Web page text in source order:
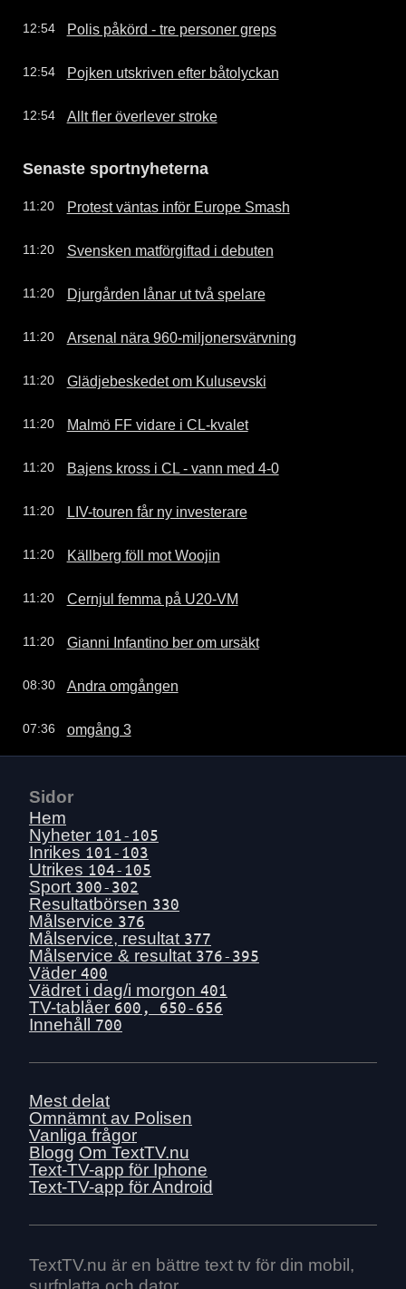
12:54 Polis påkörd - tre personer greps
12:54 Pojken utskriven efter båtolyckan
12:54 Allt fler överlever stroke
Senaste sportnyheterna
11:20 Protest väntas inför Europe Smash
11:20 Svensken matförgiftad i debuten
11:20 Djurgården lånar ut två spelare
11:20 Arsenal nära 960-miljonersvärvning
11:20 Glädjebeskedet om Kulusevski
11:20 Malmö FF vidare i CL-kvalet
11:20 Bajens kross i CL - vann med 4-0
11:20 LIV-touren får ny investerare
11:20 Källberg föll mot Woojin
11:20 Cernjul femma på U20-VM
11:20 Gianni Infantino ber om ursäkt
08:30 Andra omgången
07:36 omgång 3
Sidor
Hem
Nyheter 101-105
Inrikes 101-103
Utrikes 104-105
Sport 300-302
Resultatbörsen 330
Målservice 376
Målservice, resultat 377
Målservice & resultat 376-395
Väder 400
Vädret i dag/i morgon 401
TV-tablåer 600, 650-656
Innehåll 700
Mest delat
Omnämnt av Polisen
Vanliga frågor
Blogg Om TextTV.nu
Text-TV-app för Iphone
Text-TV-app för Android
TextTV.nu är en bättre text tv för din mobil,